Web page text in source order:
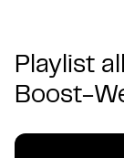
Playlist
Boost-